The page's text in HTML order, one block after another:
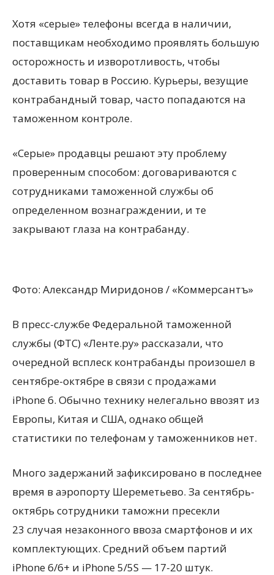
Хотя «серые» телефоны всегда в наличии,
поставщикам необходимо проявлять большую
осторожность и изворотливость, чтобы
доставить товар в Россию. Курьеры, везущие
контрабандный товар, часто попадаются на
таможенном контроле.
«Серые» продавцы решают эту проблему
проверенным способом: договариваются с
сотрудниками таможенной службы об
определенном вознаграждении, и те
закрывают глаза на контрабанду.
Фото: Александр Миридонов / «Коммерсантъ»
В пресс-службе Федеральной таможенной
службы (ФТС) «Ленте.ру» рассказали, что
очередной всплеск контрабанды произошел в
сентябре-октябре в связи с продажами
iPhone 6. Обычно технику нелегально ввозят из
Европы, Китая и США, однако общей
статистики по телефонам у таможенников нет.
Много задержаний зафиксировано в последнее
время в аэропорту Шереметьево. За сентябрь-
октябрь сотрудники таможни пресекли
23 случая незаконного ввоза смартфонов и их
комплектующих. Средний объем партий
iPhone 6/6+ и iPhone 5/5S — 17-20 штук.